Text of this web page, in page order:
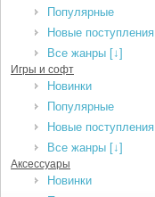
Популярные
Новые поступления
Все жанры [↓]
Игры и софт
Новинки
Популярные
Новые поступления
Все жанры [↓]
Аксессуары
Новинки